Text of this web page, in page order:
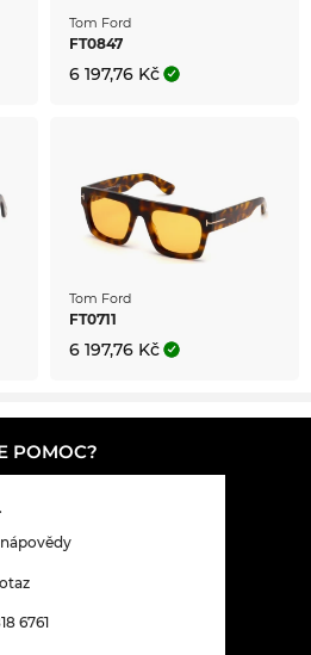
Tom Ford
FT0847
6 197,76 Kč
Tom Ford
FT0711
6 197,76 Kč
POMOC?
6761